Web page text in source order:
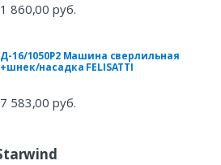
1 860,00 руб.
Д-16/1050Р2 Машина сверлильная
+шнек/насадка FELISATTI
7 583,00 руб.